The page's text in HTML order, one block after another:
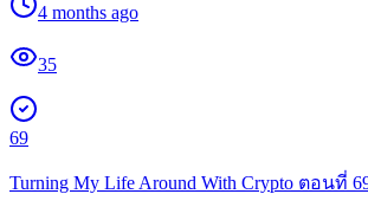
4 months ago
35
69
Turning My Life Around With Crypto ตอนที่